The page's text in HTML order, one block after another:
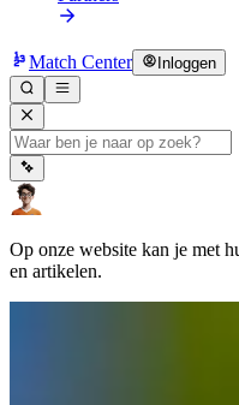
Match Center Inloggen
Op onze website kan je met
en artikelen.